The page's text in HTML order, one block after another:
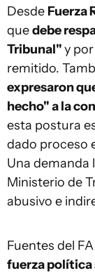
Desde Fuerza
quedebe
Tribunal"y
remitido.
expresaron
hecho" a la
esta postura
dado proceso
Una demanda
Ministerio de
abusivo e
Fuentes del
fuerza política